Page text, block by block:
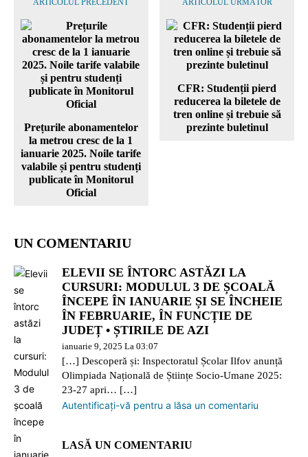
ARTICOLUL PRECEDENT
Prețurile abonamentelor
la metrou cresc de la 1
ianuarie 2025. Noile tarife
valabile și pentru studenți
publicate în Monitorul
Oficial
ARTICOLUL URMĂTOR
CFR: Studenții pierd
reducerea la biletele de
tren online și trebuie să
prezinte buletinul
UN COMENTARIU
ELEVII SE ÎNTORC ASTĂZI LA
CURSURI: MODULUL 3 DE ȘCOALĂ
ÎNCEPE ÎN IANUARIE ȘI SE ÎNCHEIE
ÎN FEBRUARIE, ÎN FUNCȚIE DE
JUDEȚ • ȘTIRILE DE AZI
ianuarie 9, 2025 La 03:07
[…] Descoperă și: Inspectoratul Școlar Ilfov anunță
Olimpiada Națională de Științe Socio-Umane 2025:
23-27 apri… […]
Autentificați-vă pentru a lăsa un comentariu
LASĂ UN COMENTARIU